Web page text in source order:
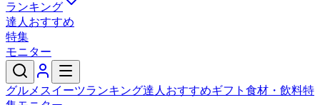
ランキング
達人おすすめ
特集
モニター
グルメ スイーツランキング達人おすすめギフト 食材・飲料特